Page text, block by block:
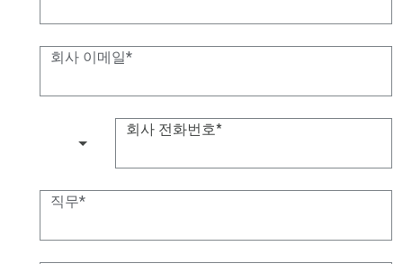
회사 이메일
회사 전화번호
직무